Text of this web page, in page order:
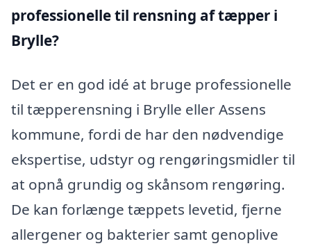
professionelle til rensning af tæpper i
Brylle?
Det er en god idé at bruge professionelle
til tæpperensning i Brylle eller Assens
kommune, fordi de har den nødvendige
ekspertise, udstyr og rengøringsmidler til
at opnå grundig og skånsom rengøring.
De kan forlænge tæppets levetid, fjerne
allergener og bakterier samt genoplive